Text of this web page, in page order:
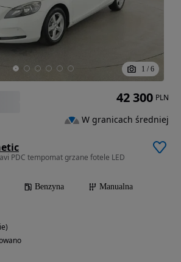
1 / 6
PDC tempomat grzane fotele LED
Benzyna
Manualna
42 300 PLN
W granicach średniej